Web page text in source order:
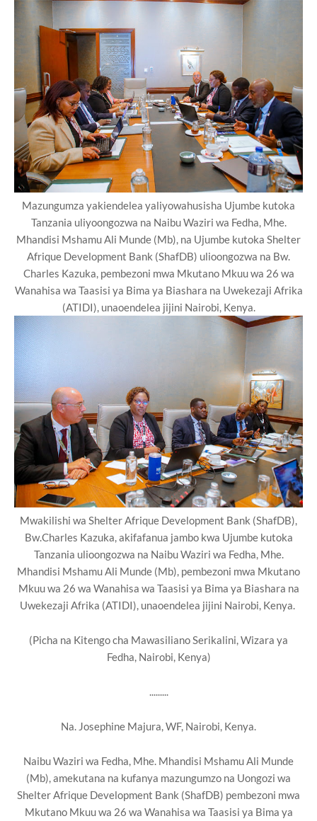
Mazungumza yakiendelea yaliyowahusisha Ujumbe kutoka
Tanzania uliyoongozwa na Naibu Waziri wa Fedha, Mhe.
Mhandisi Mshamu Ali Munde (Mb), na Ujumbe kutoka Shelter
Afrique Development Bank (ShafDB) ulioongozwa na Bw.
Charles Kazuka, pembezoni mwa Mkutano Mkuu wa 26 wa
Wanahisa wa Taasisi ya Bima ya Biashara na Uwekezaji Afrika
(ATIDI), unaoendelea jijini Nairobi, Kenya.
Mwakilishi wa Shelter Afrique Development Bank (ShafDB),
Bw.Charles Kazuka, akifafanua jambo kwa Ujumbe kutoka
Tanzania ulioongozwa na Naibu Waziri wa Fedha, Mhe.
Mhandisi Mshamu Ali Munde (Mb), pembezoni mwa Mkutano
Mkuu wa 26 wa Wanahisa wa Taasisi ya Bima ya Biashara na
Uwekezaji Afrika (ATIDI), unaoendelea jijini Nairobi, Kenya.
(Picha na Kitengo cha Mawasiliano Serikalini, Wizara ya
Fedha, Nairobi, Kenya)
.........
Na. Josephine Majura, WF, Nairobi, Kenya.
Naibu Waziri wa Fedha, Mhe. Mhandisi Mshamu Ali Munde
(Mb), amekutana na kufanya mazungumzo na Uongozi wa
Shelter Afrique Development Bank (ShafDB) pembezoni mwa
Mkutano Mkuu wa 26 wa Wanahisa wa Taasisi ya Bima ya